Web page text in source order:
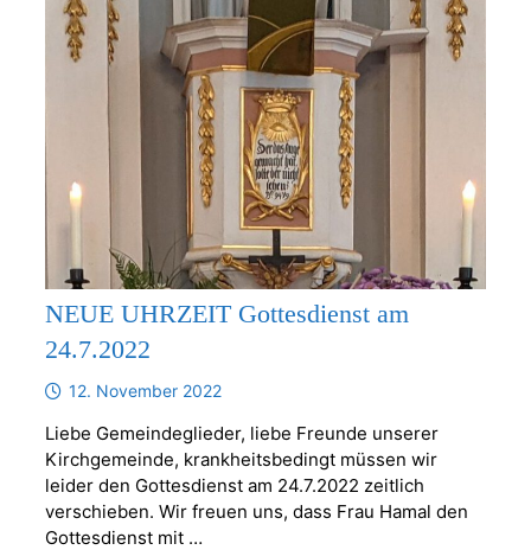
NEUE UHRZEIT Gottesdienst am
24.7.2022
12. November 2022
Liebe Gemeindeglieder, liebe Freunde unserer
Kirchgemeinde, krankheitsbedingt müssen wir
leider den Gottesdienst am 24.7.2022 zeitlich
verschieben. Wir freuen uns, dass Frau Hamal den
Gottesdienst mit …